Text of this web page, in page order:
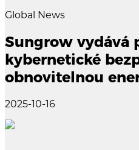
Global News
Sungrow vydává
kybernetické
obnovitelnou
2025-10-16